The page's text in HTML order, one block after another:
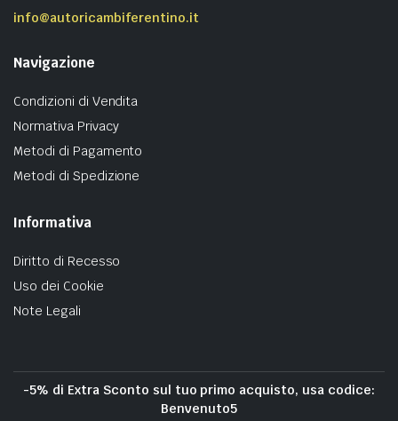
info@autoricambiferentino.it
Navigazione
Condizioni di Vendita
Normativa Privacy
Metodi di Pagamento
Metodi di Spedizione
Informativa
Diritto di Recesso
Uso dei Cookie
Note Legali
-5% di Extra Sconto sul tuo primo acquisto, usa codice:
Benvenuto5